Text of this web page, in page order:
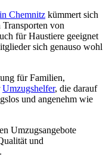
Chemnitz kümmert sich
von
für Haustiere geeignet
sich genauso wohl
für Familien,
Umzugshelfer, die darauf
und angenehm wie
Umzugsangebote
und